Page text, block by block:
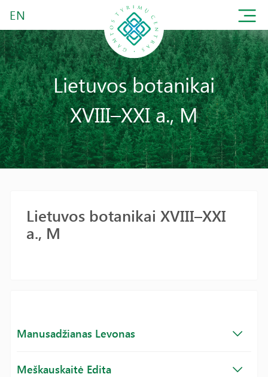
EN
Lietuvos botanikai
XVIII–XXI a., M
Lietuvos botanikai XVIII–XXI
a., M
Manusadžianas Levonas
Meškauskaitė Edita